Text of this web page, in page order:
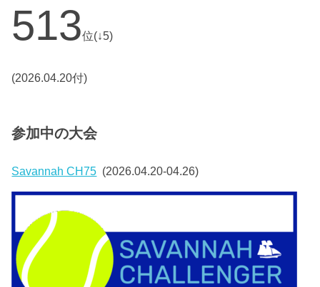
513位(↓5)
(2026.04.20付)
参加中の大会
Savannah CH75 (2026.04.20-04.26)